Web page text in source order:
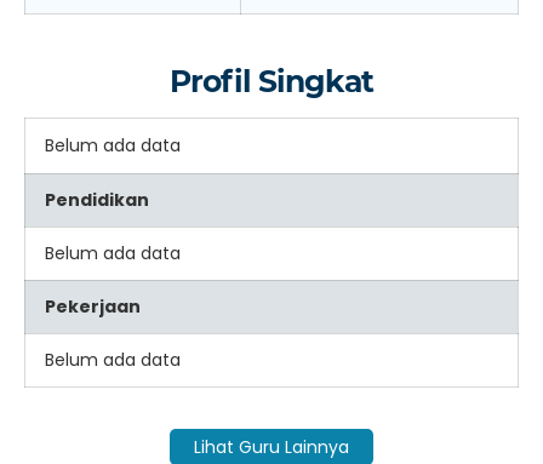
Profil Singkat
Belum ada data
Pendidikan
Belum ada data
Pekerjaan
Belum ada data
Lihat Guru Lainnya